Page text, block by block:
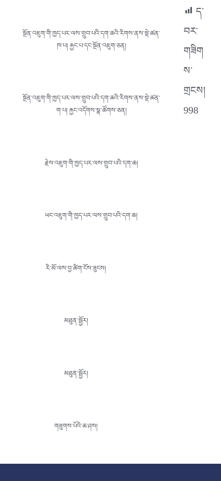
སྔོན་འཇུག་གི་ཁྱད་པར་ལས་གྲུབ་པའི་དག་ཆའི་རིགས་ནས་སྡེ་ཚན་
ཁ་པ། རྐྱང་པ་དང་སྔོན་འཇུག་ཅན།
སྔོན་འཇུག་གི་ཁྱད་པར་ལས་གྲུབ་པའི་དག་ཆའི་རིགས་ནས་སྡེ་ཚན་
ག་པ། རྐྱང་འདོགས་སྣ་ཚོགས་ཅན།
རྗེས་འཇུག་གི་ཁྱད་པར་ལས་གྲུབ་པའི་དག་ཆ།
ཡང་འཇུག་གི་ཁྱད་པར་ལས་གྲུབ་པའི་དག་ཆ།
རི་མོ་ལས་བྱ་ཚིག་ངོས་ཟུངས།
མཐུན་སྦྱོར།
མཐུན་སྦྱོར།
གཟུགས་པོའི་ཆ་ཤས།
ད་
བར་
གཟིག
ས་
གྲངས།
998